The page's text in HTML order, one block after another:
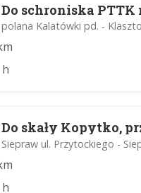
Do schroniska
polana Kalatówki pd. -
Do skały Kopytko,
Siepraw ul. Przytockiego -
h